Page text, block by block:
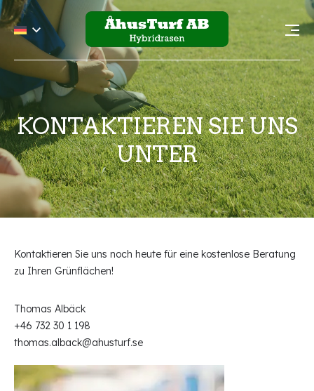
KONTAKTIEREN SIE UNS
UNTER
Kontaktieren Sie uns noch heute für eine kostenlose Beratung
zu Ihren Grünflächen!
Thomas Albäck
+46 732 30 1 198
thomas.alback@ahusturf.se